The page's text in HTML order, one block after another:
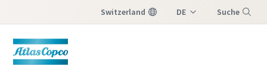
Switzerland DE Suche